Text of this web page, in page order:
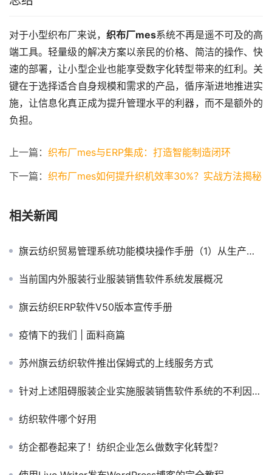
对于小型织布厂来说， 织布厂mes系统不再是遥不可及的高
端工具。轻量级的解决方案以亲民的价格、简洁的操作、快
速的部署，让小型企业也能享受数字化转型带来的红利。关
键在于选择适合自身规模和需求的产品，循序渐进地推进实
施，让信息化真正成为提升管理水平的利器，而不是额外的
负担。
上一篇： 织布厂mes与ERP集成：打造智能制造闭环
下一篇： 织布厂mes如何提升织机效率30%？实战方法揭秘
相关新闻
旗云纺织贸易管理系统功能模块操作手册（1）从生产订单到白坯、色坯购入操作流程
当前国内外服装行业服装销售软件系统发展概况
旗云纺织ERP软件V50版本宣传手册
疫情下的我们 | 面料商篇
苏州旗云纺织软件推出保姆式的上线服务方式
针对上述阻碍服装企业实施服装销售软件系统的不利因素，我们提出以下5点解决方案
纺织软件哪个好用
纺企都卷起来了！纺织企业怎么做数字化转型？